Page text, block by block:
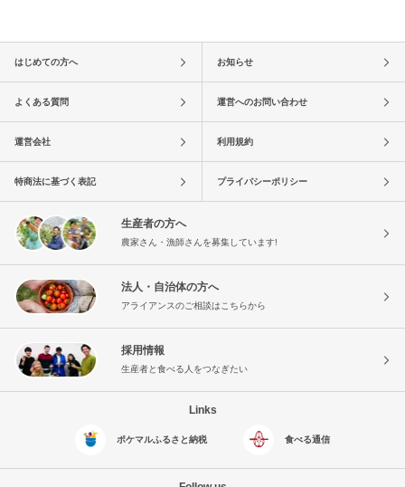
はじめての方へ お知らせ
よくある質問 運営へのお問い合わせ
運営会社 利用規約
特商法に基づく表記 プライバシーポリシー
生産者の方へ
農家さん・漁師さんを募集しています!
法人・自治体の方へ
アライアンスのご相談はこちらから
採用情報
生産者と食べる人をつなぎたい
Links
ポケマルふるさと納税 食べる通信